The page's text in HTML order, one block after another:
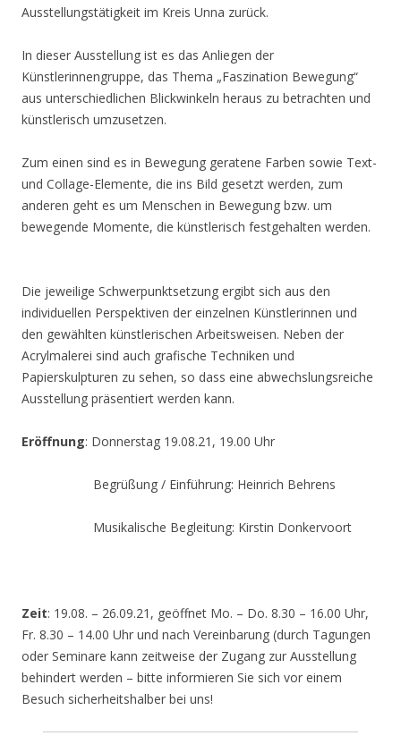
Ausstellungstätigkeit im Kreis Unna zurück.
In dieser Ausstellung ist es das Anliegen der
Künstlerinnengruppe, das Thema „Faszination Bewegung“
aus unterschiedlichen Blickwinkeln heraus zu betrachten und
künstlerisch umzusetzen.
Zum einen sind es in Bewegung geratene Farben sowie Text-
und Collage-Elemente, die ins Bild gesetzt werden, zum
anderen geht es um Menschen in Bewegung bzw. um
bewegende Momente, die künstlerisch festgehalten werden.
Die jeweilige Schwerpunktsetzung ergibt sich aus den
individuellen Perspektiven der einzelnen Künstlerinnen und
den gewählten künstlerischen Arbeitsweisen. Neben der
Acrylmalerei sind auch grafische Techniken und
Papierskulpturen zu sehen, so dass eine abwechslungsreiche
Ausstellung präsentiert werden kann.
Eröffnung: Donnerstag 19.08.21, 19.00 Uhr
Begrüßung / Einführung: Heinrich Behrens
Musikalische Begleitung: Kirstin Donkervoort
Zeit: 19.08. – 26.09.21, geöffnet Mo. – Do. 8.30 – 16.00 Uhr,
Fr. 8.30 – 14.00 Uhr und nach Vereinbarung (durch Tagungen
oder Seminare kann zeitweise der Zugang zur Ausstellung
behindert werden – bitte informieren Sie sich vor einem
Besuch sicherheitshalber bei uns!